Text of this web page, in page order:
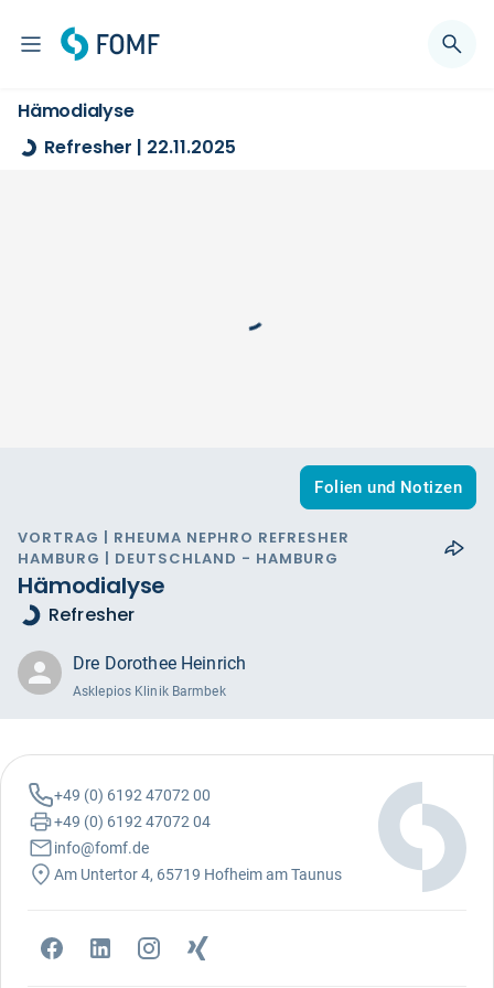
Hämodialyse
Refresher | 22.11.2025
Folien und Notizen
VORTRAG | RHEUMA NEPHRO REFRESHER
HAMBURG | DEUTSCHLAND - HAMBURG
Hämodialyse
Refresher
Dre Dorothee Heinrich
Asklepios Klinik Barmbek
+49 (0) 6192 47072 00
+49 (0) 6192 47072 04
info@fomf.de
Am Untertor 4, 65719 Hofheim am Taunus